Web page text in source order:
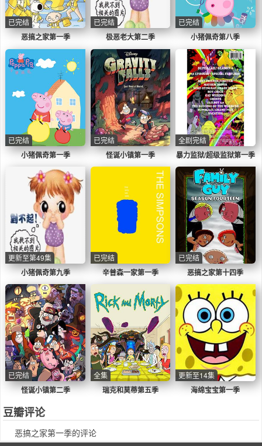
恶搞之家第一季
已完结
极恶老大第二季
已完结
小猪佩奇第八季
已完结
小猪佩奇第一季
已完结
怪诞小镇第一季
已完结
暴力监狱/超级监狱第一季
全剧完结
小猪佩奇第九季
更新至第49集
辛普森一家第一季
已完结
恶搞之家第十四季
已完结
怪诞小镇第二季
已完结
瑞克和莫蒂第五季
全集
海绵宝宝第一季
更新至14集
豆瓣评论
恶搞之家第一季的评论